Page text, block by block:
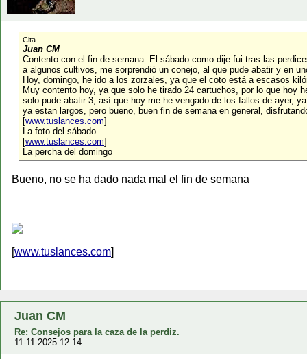
Cita
Juan CM
Contento con el fin de semana. El sábado como dije fui tras las
a algunos cultivos, me sorprendió un conejo, al que pude abatir y en
Hoy, domingo, he ido a los zorzales, ya que el coto está a escasos
Muy contento hoy, ya que solo he tirado 24 cartuchos, por lo que
solo pude abatir 3, así que hoy me he vengado de los fallos de ayer,
ya estan largos, pero bueno, buen fin de semana en general,
[www.tuslances.com]
La foto del sábado
[www.tuslances.com]
La percha del domingo
Bueno, no se ha dado nada mal el fin de semana
[www.tuslances.com]
Juan CM
Re: Consejos para la caza de la perdiz.
11-11-2025 12:14